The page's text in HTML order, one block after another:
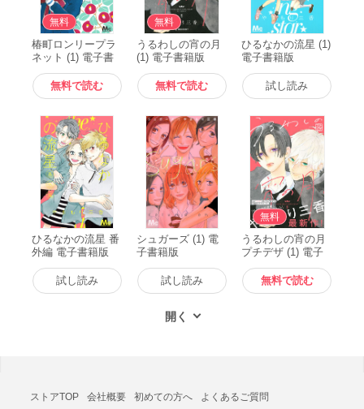
無料
椿町ロンリープラ
ネット (1) 電子書
籍版
無料で読む
無料
うるわしの宵の月
(1) 電子書籍版
無料で読む
ひるなかの流星 (1)
電子書籍版
試し読み
ひるなかの流星 番
外編 電子書籍版
試し読み
シュガーズ (1) 電
子書籍版
試し読み
無料
うるわしの宵の月
プチデザ (1) 電子
書籍版
無料で読む
ストアTOP 会社概要 初めての方へ よくあるご質問